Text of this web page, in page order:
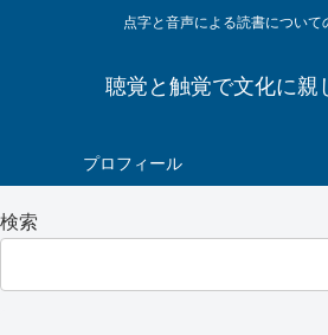
点字と音声による読書について
聴覚と触覚で文化に親
プロフィール
検索